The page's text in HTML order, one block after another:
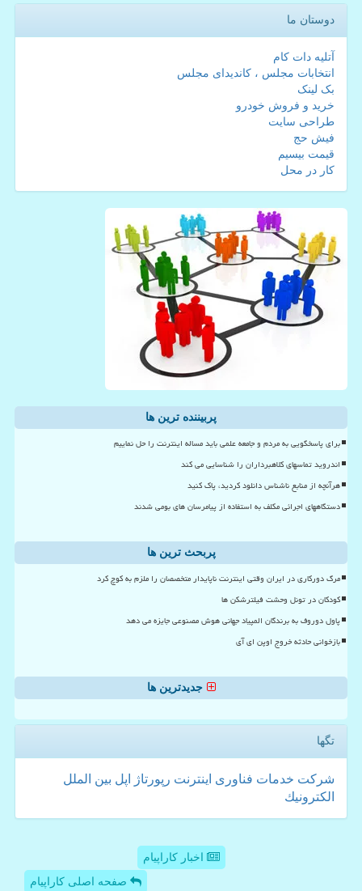
دوستان ما
آتلیه دات کام
انتخابات مجلس ، کاندیدای مجلس
بک لینک
خرید و فروش خودرو
طراحی سایت
فیش حج
قیمت بیسیم
کار در محل
پربیننده ترین ها
برای پاسخگویی به مردم و جامعه علمی باید مساله اینترنت را حل نماییم
اندروید تماسهای کلاهبرداران را شناسایی می کند
هرآنچه از منابع ناشناس دانلود کردید، پاک کنید
دستگاههای اجرائی مکلف به استفاده از پیامرسان های بومی شدند
پربحث ترین ها
مرگ دورکاری در ایران وقتی اینترنت ناپایدار متخصصان را ملزم به کوچ کرد
کودکان در تونل وحشت فیلترشکن ها
پاول دوروف به برندگان المپیاد جهانی هوش مصنوعی جایزه می دهد
بازخوانی حادثه خروج اوپن ای آی
جدیدترین ها
تگها
شركت خدمات فناوری اینترنت رپورتاژ اپل بین الملل
الكترونیك
اخبار کاراپیام
صفحه اصلی کاراپیام